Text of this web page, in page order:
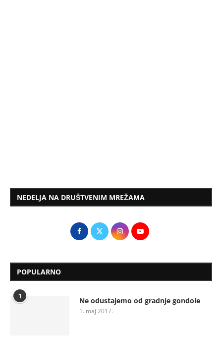
NEDELJA NA DRUŠTVENIM MREŽAMA
POPULARNO
1 Ne odustajemo od gradnje gondole
1. maj 2017.